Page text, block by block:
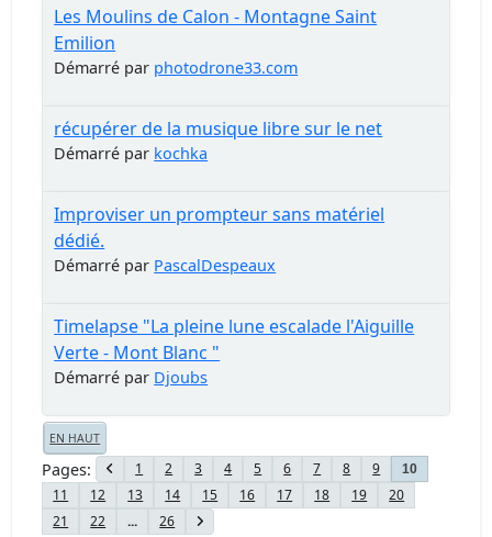
Les Moulins de Calon - Montagne Saint
Emilion
Démarré par photodrone33.com
récupérer de la musique libre sur le net
Démarré par kochka
Improviser un prompteur sans matériel
dédié.
Démarré par PascalDespeaux
Timelapse "La pleine lune escalade l'Aiguille
Verte - Mont Blanc "
Démarré par Djoubs
EN HAUT
Pages 1 2 3 4 5 6 7 8 9 10
11 12 13 14 15 16 17 18 19
20
21
22 ... 26